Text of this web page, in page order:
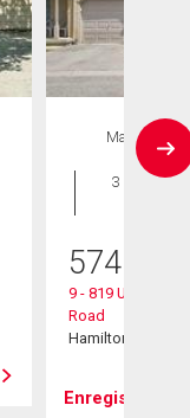
Maison en
rangée
3 CAC , 3
574 900
9 - 819 Upper
Road
Hamilton, ON
Enregistrer